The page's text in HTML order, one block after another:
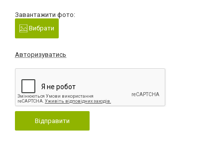
Завантажити фото:
Вибрати
Авторизуватись
Відправити